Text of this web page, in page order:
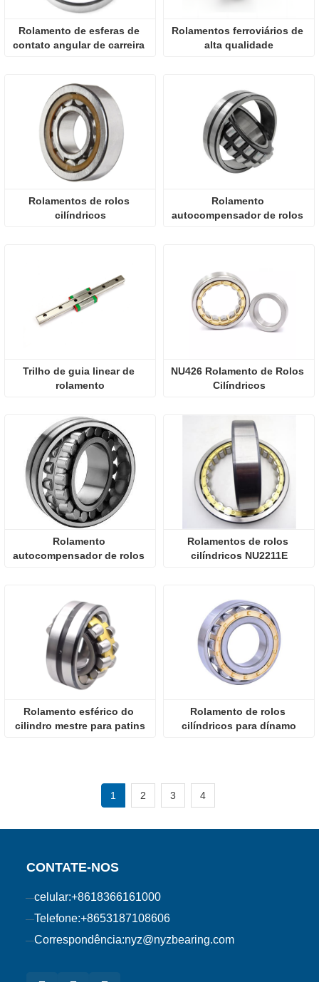
Rolamento de esferas de
contato angular de carreira
Rolamentos ferroviários de
alta qualidade
Rolamentos de rolos
cilíndricos
Rolamento
autocompensador de rolos
Trilho de guia linear de
rolamento
NU426 Rolamento de Rolos
Cilíndricos
Rolamento
autocompensador de rolos
Rolamentos de rolos
cilíndricos NU2211E
Rolamento esférico do
cilindro mestre para patins
Rolamento de rolos
cilíndricos para dínamo
1 2 3 4
CONTATE-NOS
celular:+8618366161000
Telefone:+8653187108606
Correspondência:nyz@nyzbearing.com